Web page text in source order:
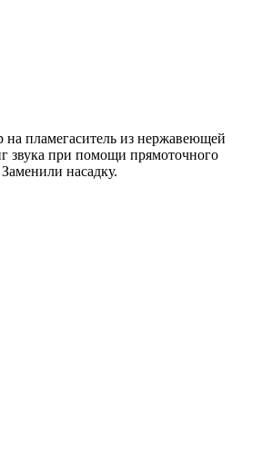
на пламегаситель из нержавеющей
звука при помощи прямоточного
насадку.